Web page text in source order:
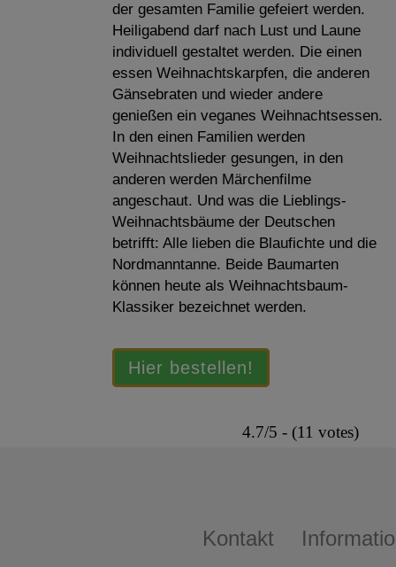
der gesamten Familie gefeiert werden.
Heiligabend darf nach Lust und Laune
individuell gestaltet werden. Die einen
essen Weihnachtskarpfen, die anderen
Gänsebraten und wieder andere
genießen ein veganes Weihnachtsessen.
In den einen Familien werden
Weihnachtslieder gesungen, in den
anderen werden Märchenfilme
angeschaut. Und was die Lieblings-
Weihnachtsbäume der Deutschen
betrifft: Alle lieben die Blaufichte und die
Nordmanntanne. Beide Baumarten
können heute als Weihnachtsbaum-
Klassiker bezeichnet werden.
Hier bestellen!
4.7/5 - (11 votes)
Kontakt